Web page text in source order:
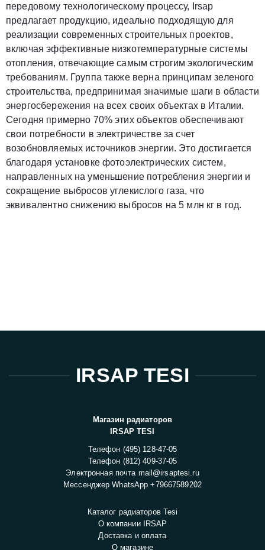
передовому технологическому процессу, Irsap
предлагает продукцию, идеально подходящую для
реализации современных строительных проектов,
включая эффективные низкотемпературные системы
отопления, отвечающие самым строгим экологическим
требованиям. Группа также верна принципам зеленого
строительства, предпринимая значимые шаги в области
энергосбережения на всех своих объектах в Италии.
Сегодня примерно 70% этих объектов обеспечивают
свои потребности в электричестве за счет
возобновляемых источников энергии. Это достигается
благодаря установке фотоэлектрических систем,
направленных на уменьшение потребления энергии и
сокращение выбросов углекислого газа, что
эквивалентно снижению выбросов на 5 млн кг в год.
IRSAP TESI
Магазин радиаторов
IRSAP TESI
Телефон (495) 128-47-05
Телефон (812) 409-37-05
Электронная почта mail@irsaptesi.ru
Мессенджер WhatsApp+79667589202
Каталог радиаторов Tesi
О компании IRSAP
Доставка и оплата
О магазине